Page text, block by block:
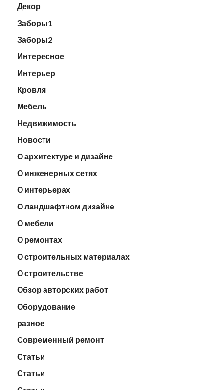
Декор
Заборы1
Заборы2
Интересное
Интерьер
Кровля
Мебель
Недвижимость
Новости
О архитектуре и дизайне
О инженерных сетях
О интерьерах
О ландшафтном дизайне
О мебели
О ремонтах
О строительных материалах
О строительстве
Обзор авторских работ
Оборудование
разное
Современный ремонт
Статьи
Статьи